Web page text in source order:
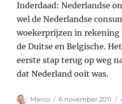
Inderdaad: Nederlandse
wel de Nederlandse
woekerprijzen in rekening
de Duitse en Belgische.
eerste stap terug op weg
dat Nederland ooit was.
Auteur
Marco
Geplaatst
6 november 2011